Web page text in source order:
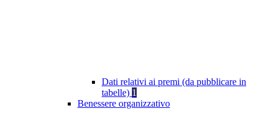
Dati relativi ai premi (da pubblicare in
tabelle) 1
Benessere organizzativo